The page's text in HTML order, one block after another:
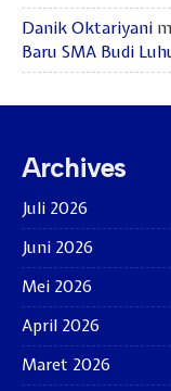
Danik Oktariyani
Baru SMA Budi
Archives
Juli 2026
Juni 2026
Mei 2026
April 2026
Maret 2026